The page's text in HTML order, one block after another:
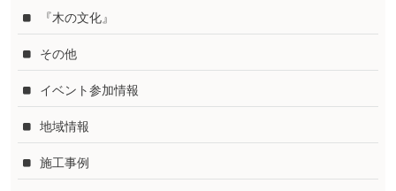
『木の文化』
その他
イベント参加情報
地域情報
施工事例